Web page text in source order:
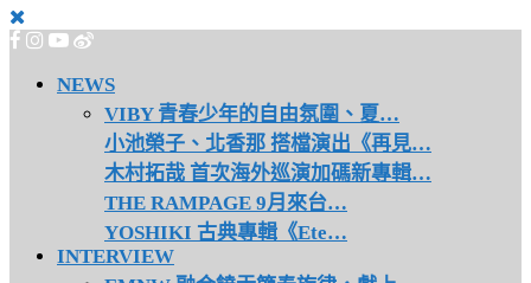
NEWS
VIBY 青春少年的自由氛圍、夏…
小池榮子、北香那 搭檔演出《再見…
木村拓哉 首次海外巡演加碼新專輯…
THE RAMPAGE 9月來台…
YOSHIKI 古典專輯《Ete…
INTERVIEW